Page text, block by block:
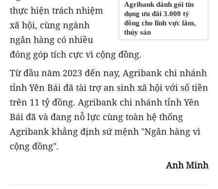
Agribank dành gói tín
dụng ưu đãi 3.000 tỷ
đồng cho lĩnh vực lâm,
thủy sản
thực hiện trách nhiệm
xã hội, cùng ngành
ngân hàng có nhiều
đóng góp tích cực vì cộng đồng.
Từ đầu năm 2023 đến nay, Agribank chi nhánh
tỉnh Yên Bái đã tài trợ an sinh xã hội với số tiền
trên 11 tỷ đồng. Agribank chi nhánh tỉnh Yên
Bái đã và đang nỗ lực cùng toàn hệ thống
Agribank khẳng định sứ mệnh "Ngân hàng vì
cộng đồng".
Anh Minh